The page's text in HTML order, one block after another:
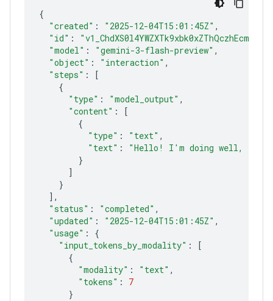
{
"created" : "2025-12-04T15:01:45Z"
"id" :
"model" : "gemini-3-flash-preview"
"object" : "interaction"
"steps" :
[
{
"type" : "model_output"
"content" :
[
{
"type" : "text"
"text" :
"Hello! I'm doing well,
}
]
}
]
"status" : "completed"
"updated" : "2025-12-04T15:01:45Z"
"usage" :
{
"input_tokens_by_modality" :
[
{
"modality" : "text"
"tokens" :
7
}